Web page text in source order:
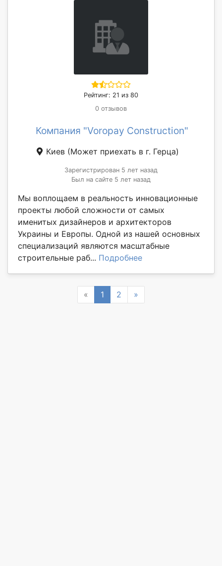
Рейтинг: 21 из 80
0 отзывов
Компания "Voropay Construction"
Киев (Может приехать в г. Герца)
Зарегистрирован 5 лет назад
Был на сайте 5 лет назад
Мы воплощаем в реальность инновационные
проекты любой сложности от самых
именитых дизайнеров и архитекторов
Украины и Европы. Одной из нашей основных
специализаций являются масштабные
строительные раб... Подробнее
« Previous
1 2 »